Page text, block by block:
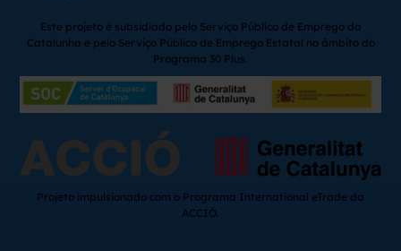
Este projeto é subsidiado pelo Serviço Público de Emprego da
Catalunha e pelo Serviço Público de Emprego Estatal no âmbito do
Programa 30 Plus.
Projeto impulsionado com o Programa International eTrade da
ACCIÓ.